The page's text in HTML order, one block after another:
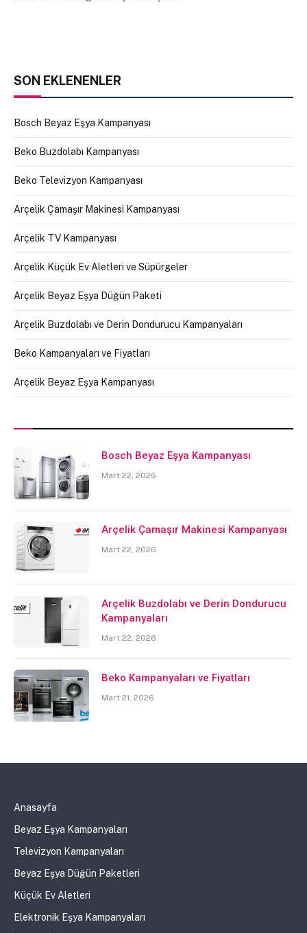
SON EKLENENLER
Bosch Beyaz Eşya Kampanyası
Beko Buzdolabı Kampanyası
Beko Televizyon Kampanyası
Arçelik Çamaşır Makinesi Kampanyası
Arçelik TV Kampanyası
Arçelik Küçük Ev Aletleri ve Süpürgeler
Arçelik Beyaz Eşya Düğün Paketi
Arçelik Buzdolabı ve Derin Dondurucu Kampanyaları
Beko Kampanyaları ve Fiyatları
Arçelik Beyaz Eşya Kampanyası
Bosch Beyaz Eşya Kampanyası
Mart 22, 2026
Arçelik Çamaşır Makinesi Kampanyası
Mart 22, 2026
Arçelik Buzdolabı ve Derin Dondurucu
Kampanyaları
Mart 22, 2026
Beko Kampanyaları ve Fiyatları
Mart 21, 2026
Anasayfa
Beyaz Eşya Kampanyaları
Televizyon Kampanyaları
Beyaz Eşya Düğün Paketleri
Küçük Ev Aletleri
Elektronik Eşya Kampanyaları